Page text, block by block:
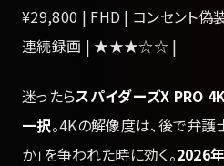
¥29,800 | FHD | コンセント
連続録画 | ★★★☆☆ |
迷ったらスパイダーズX PRO
一択。4Kの解像度は、後で弁
か」を争われた時に効く。2026